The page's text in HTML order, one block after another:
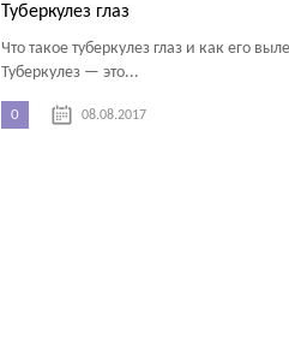
Туберкулез глаз
Что такое туберкулез глаз и как его
Туберкулез — это...
0 08.08.2017